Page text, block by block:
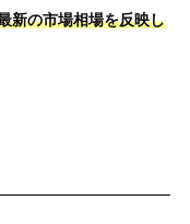
新の市場相場を反映し